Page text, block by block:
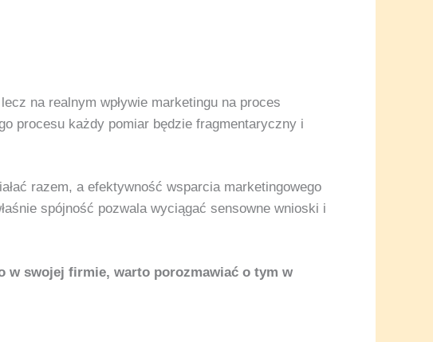
na realnym wpływie marketingu na proces
procesu każdy pomiar będzie fragmentaryczny i
razem, a efektywność wsparcia marketingowego
spójność pozwala wyciągać sensowne wnioski i
w swojej firmie, warto porozmawiać o tym w